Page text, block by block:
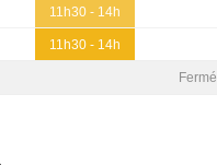
11h30 - 14h
11h30 - 14h
Fermé